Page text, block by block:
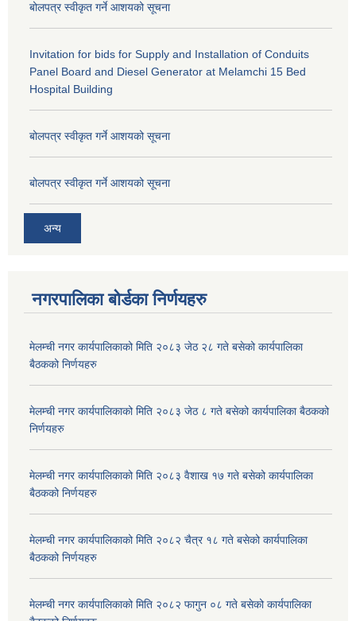
बोलपत्र स्वीकृत गर्ने आशयको सूचना
Invitation for bids for Supply and Installation of Conduits
Panel Board and Diesel Generator at Melamchi 15 Bed
Hospital Building
बोलपत्र स्वीकृत गर्ने आशयको सूचना
बोलपत्र स्वीकृत गर्ने आशयको सूचना
अन्य
नगरपालिका बोर्डका निर्णयहरु
मेलम्ची नगर कार्यपालिकाको मिति २०८३ जेठ २८ गते बसेको कार्यपालिका
बैठकको निर्णयहरु
मेलम्ची नगर कार्यपालिकाको मिति २०८३ जेठ ८ गते बसेको कार्यपालिका बैठकको
निर्णयहरु
मेलम्ची नगर कार्यपालिकाको मिति २०८३ वैशाख १७ गते बसेको कार्यपालिका
बैठकको निर्णयहरु
मेलम्ची नगर कार्यपालिकाको मिति २०८२ चैत्र १८ गते बसेको कार्यपालिका
बैठकको निर्णयहरु
मेलम्ची नगर कार्यपालिकाको मिति २०८२ फागुन ०८ गते बसेको कार्यपालिका